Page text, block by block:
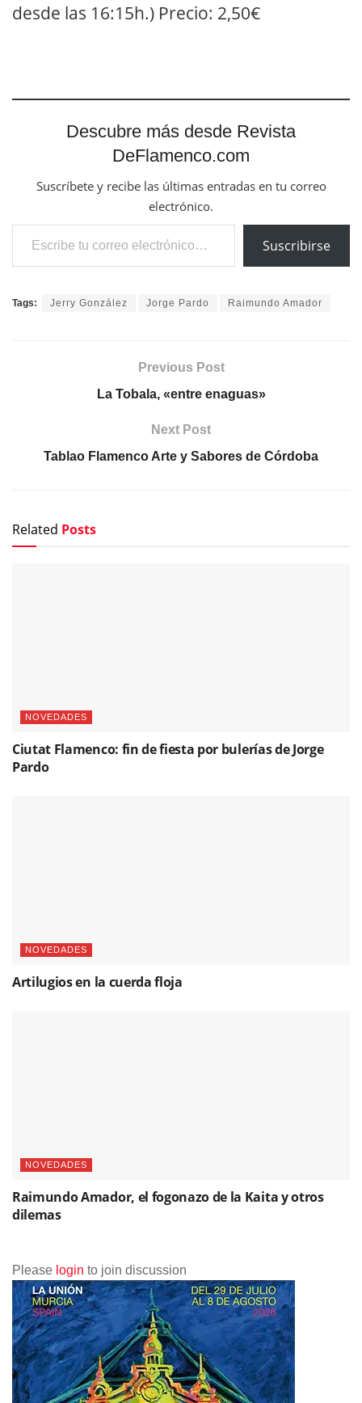
desde las 16:15h.) Precio: 2,50€
Descubre más desde Revista
DeFlamenco.com
Suscríbete y recibe las últimas entradas en tu correo
electrónico.
Escribe tu correo electrónico…
Suscribirse
Tags: Jerry González Jorge Pardo Raimundo Amador
Previous Post
La Tobala, «entre enaguas»
Next Post
Tablao Flamenco Arte y Sabores de Córdoba
Related Posts
NOVEDADES
Ciutat Flamenco: fin de fiesta por bulerías de Jorge
Pardo
NOVEDADES
Artilugios en la cuerda floja
NOVEDADES
Raimundo Amador, el fogonazo de la Kaita y otros
dilemas
Please login to join discussion